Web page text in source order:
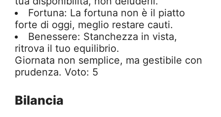
Fortuna: La fortuna non è il piatto
forte di oggi, meglio restare cauti.
Benessere: Stanchezza in vista,
ritrova il tuo equilibrio.
Giornata non semplice, ma gestibile con
prudenza. Voto: 5
Bilancia